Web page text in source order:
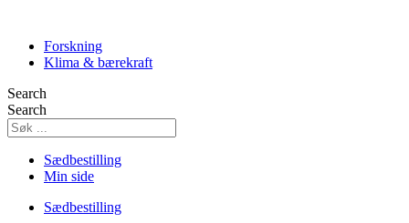
contentForskning
Klima & bærekraft
Search
Search
Sædbestilling
Min side
Sædbestilling